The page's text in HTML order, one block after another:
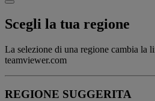
Scegli la tua regione
La selezione di una regione cambia la
teamviewer.com
REGIONE SUGGERITA